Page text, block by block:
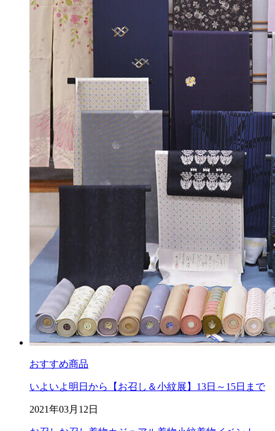
おすすめ商品
いよいよ明日から【お召し＆小紋展】13日～15日まで
2021年03月12日